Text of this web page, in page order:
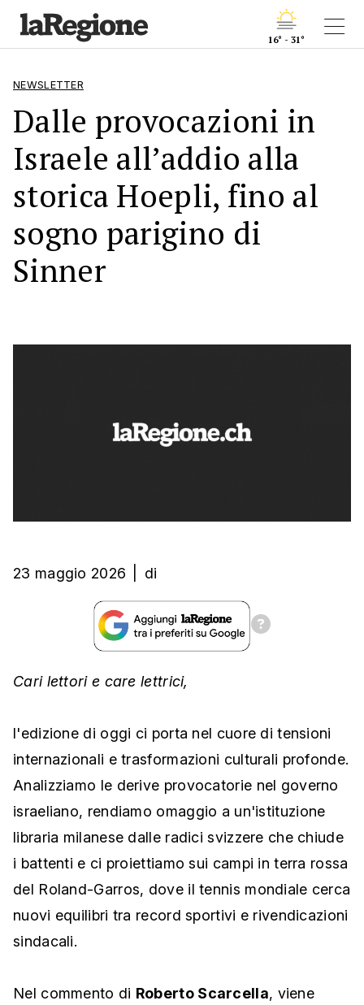
16° - 31°
NEWSLETTER
Dalle provocazioni in
Israele all’addio alla
storica Hoepli, fino al
sogno parigino di
Sinner
23 maggio 2026 di
Cari lettori e care lettrici,
l'edizione di oggi ci porta nel cuore di tensioni
internazionali e trasformazioni culturali profonde.
Analizziamo le derive provocatorie nel governo
israeliano, rendiamo omaggio a un'istituzione
libraria milanese dalle radici svizzere che chiude
i battenti e ci proiettiamo sui campi in terra rossa
del Roland-Garros, dove il tennis mondiale cerca
nuovi equilibri tra record sportivi e rivendicazioni
sindacali.
Nel commento di Roberto Scarcella, viene